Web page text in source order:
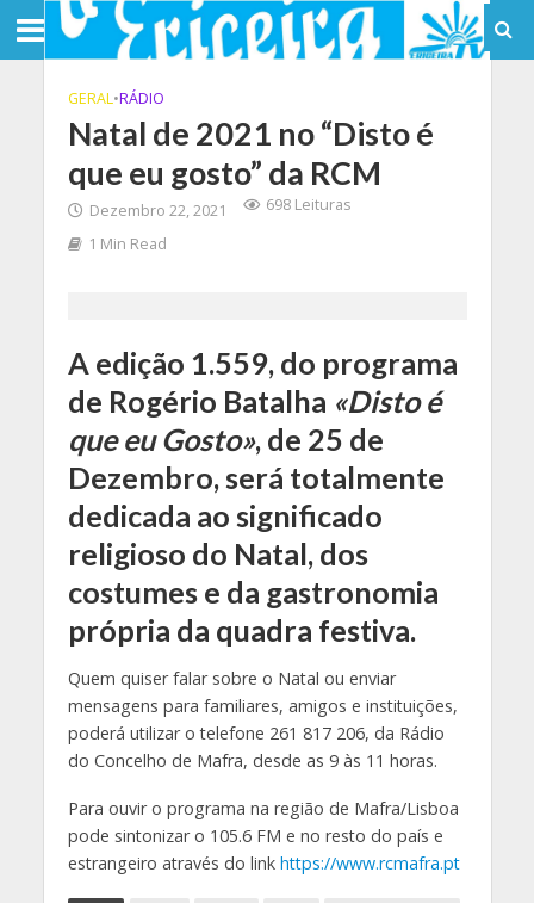
GERAL•RÁDIO
Natal de 2021 no “Disto é
que eu gosto” da RCM
Dezembro 22, 2021
698 Leituras
1 Min Read
A edição 1.559, do programa
de Rogério Batalha «Disto é
que eu Gosto», de 25 de
Dezembro, será totalmente
dedicada ao significado
religioso do Natal, dos
costumes e da gastronomia
própria da quadra festiva.
Quem quiser falar sobre o Natal ou enviar
mensagens para familiares, amigos e instituições,
poderá utilizar o telefone 261 817 206, da Rádio
do Concelho de Mafra, desde as 9 às 11 horas.
Para ouvir o programa na região de Mafra/Lisboa
pode sintonizar o 105.6 FM e no resto do país e
estrangeiro através do link https://www.rcmafra.pt